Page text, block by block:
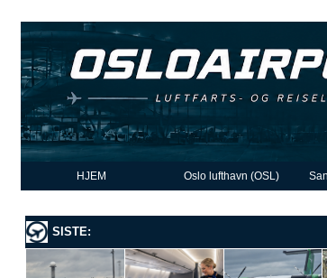
HJEM Oslo lufthavn (OSL)
SISTE: